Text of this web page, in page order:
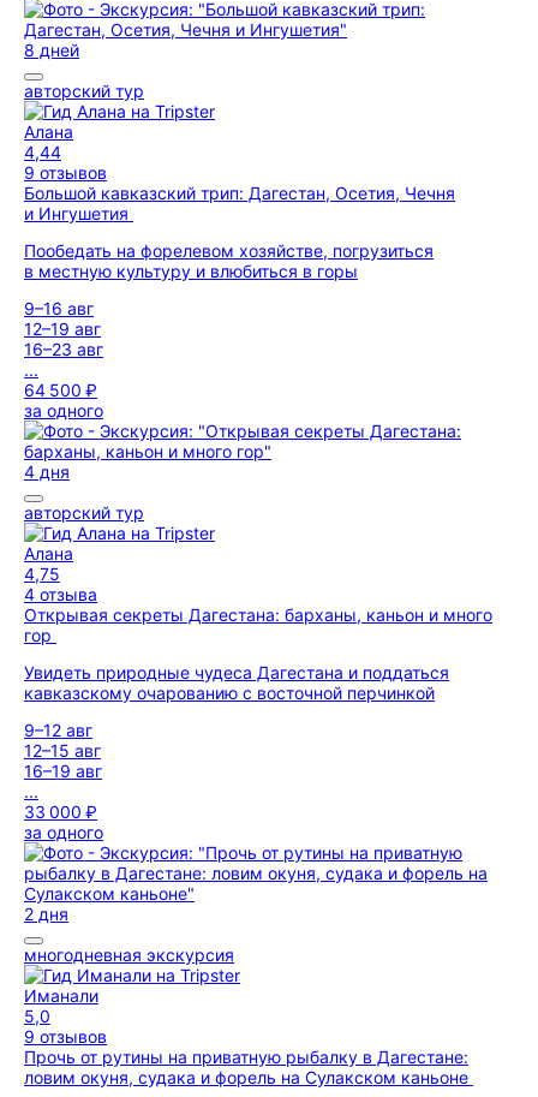
8 дней
авторский тур
Алана
4,44
9 отзывов
Большой кавказский трип: Дагестан, Осетия, Чечня
и Ингушетия
Пообедать на форелевом хозяйстве, погрузиться
в местную культуру и влюбиться в горы
9–16 авг
12–19 авг
16–23 авг
...
64 500 ₽
за одного
4 дня
авторский тур
Алана
4,75
4 отзыва
Открывая секреты Дагестана: барханы, каньон и много
гор
Увидеть природные чудеса Дагестана и поддаться
кавказскому очарованию с восточной перчинкой
9–12 авг
12–15 авг
16–19 авг
...
33 000 ₽
за одного
2 дня
многодневная экскурсия
Иманали
5,0
9 отзывов
Прочь от рутины на приватную рыбалку в Дагестане:
ловим окуня, судака и форель на Сулакском каньоне